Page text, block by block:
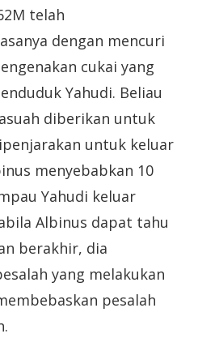
telah
dengan mencuri
cukai yang
Yahudi. Beliau
diberikan untuk
untuk keluar
menyebabkan 10
Yahudi keluar
Albinus dapat tahu
berakhir, dia
yang melakukan
pesalah